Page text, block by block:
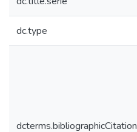
dc.type
dcterms.bibliographicCitation